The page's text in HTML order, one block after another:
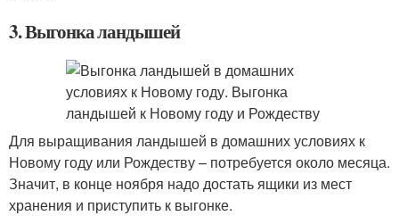
3. Выгонка ландышей
Для выращивания ландышей в домашних условиях к
Новому году или Рождеству – потребуется около месяца.
Значит, в конце ноября надо достать ящики из мест
хранения и приступить к выгонке.